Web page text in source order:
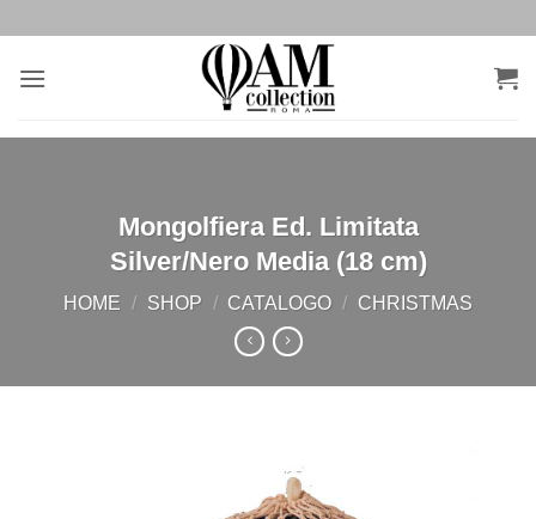
contenuti
Mongolfiera Ed. Limitata
Silver/Nero Media (18 cm)
HOME / SHOP / CATALOGO / CHRISTMAS